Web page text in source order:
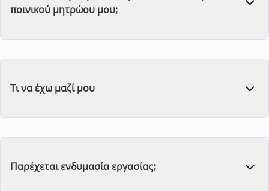
ποινικού μητρώου μου;
Τι να έχω μαζί μου
Παρέχεται ενδυμασία εργασίας;